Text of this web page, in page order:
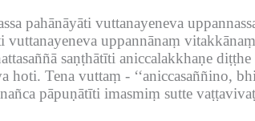
pahānāyāti vuttanayeneva
vuttanayeneva uppannānaṃ
saṇṭhātīti aniccalakkhaṇe
hoti. Tena vuttaṃ - ‘‘aniccasaññino,
pāpuṇātīti imasmiṃ sutte